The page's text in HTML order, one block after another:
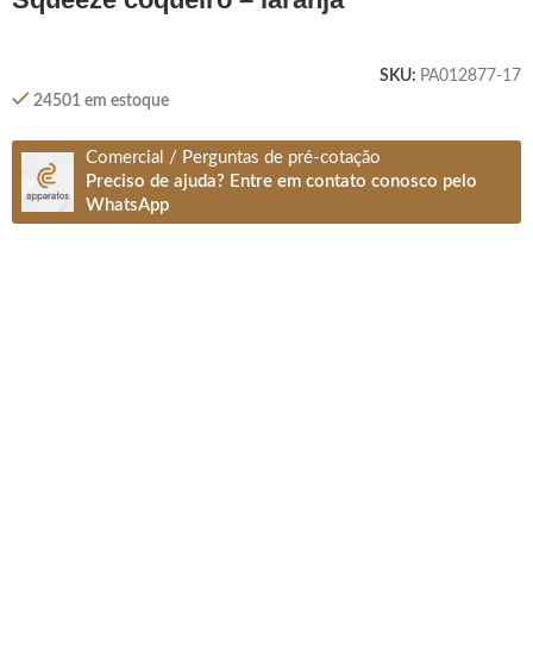
SKU: PA012877-17
24501 em estoque
Comercial / Perguntas de pré-cotação
Preciso de ajuda? Entre em contato conosco pelo
WhatsApp